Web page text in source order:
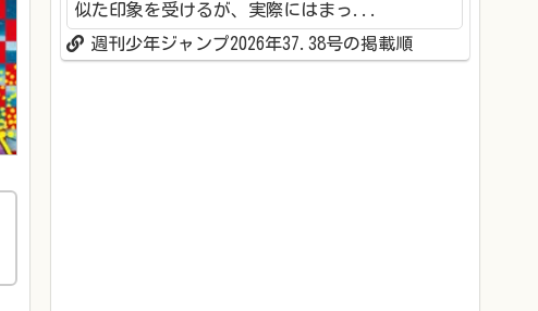
似た印象を受けるが、実際にはまっ...
週刊少年ジャンプ2026年37.38号の掲載順